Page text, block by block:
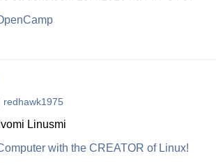
redhawk1975
Linusmi
with the CREATOR of Linux!